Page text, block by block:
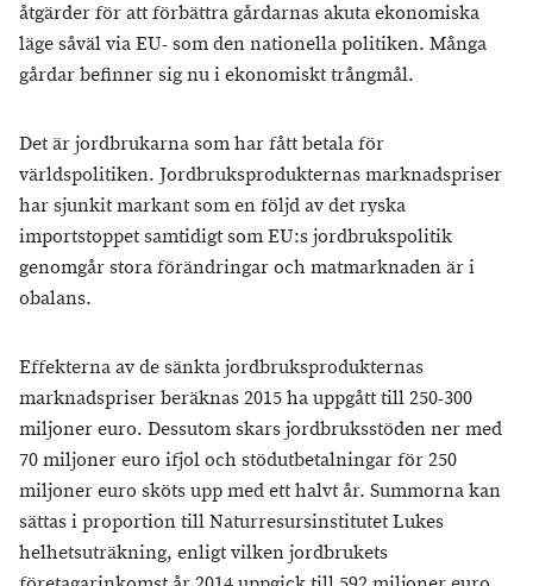
åtgärder för att förbättra gårdarnas akuta ekonomiska
läge såväl via EU- som den nationella politiken. Många
gårdar befinner sig nu i ekonomiskt trångmål.
Det är jordbrukarna som har fått betala för
världspolitiken. Jordbruksprodukternas marknadspriser
har sjunkit markant som en följd av det ryska
importstoppet samtidigt som EU:s jordbrukspolitik
genomgår stora förändringar och matmarknaden är i
obalans.
Effekterna av de sänkta jordbruksprodukternas
marknadspriser beräknas 2015 ha uppgått till 250-300
miljoner euro. Dessutom skars jordbruksstöden ner med
70 miljoner euro ifjol och stödutbetalningar för 250
miljoner euro sköts upp med ett halvt år. Summorna kan
sättas i proportion till Naturresursinstitutet Lukes
helhetsuträkning, enligt vilken jordbrukets